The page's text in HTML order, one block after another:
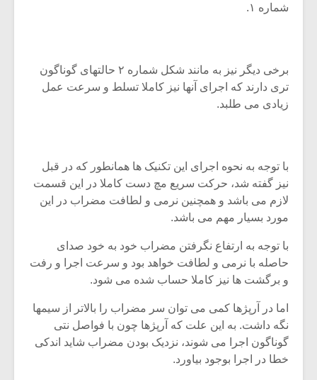
شماره ۱.
برخی دیگر نیز به مانند شکل شماره ۲ حالتهای گوناگون
تری دارند که اجرای آنها نیز کاملا تسلط و سرعت عمل
زیادی می طلبد.
با توجه به نحوه اجرای این تکنیک ها همانطور که در قبل
نیز گفته شد، حرکت سریع مچ دست کاملا در این قسمت
لازم می باشد و همچنین نرمی و لطافت مضراب در این
مورد بسیار مهم می باشد.
با توجه به ارتفاع نگرفتن مضراب خود به خود صدای
حاصله با نرمی و لطافت خواهد بود و سرعت اجرا و رفت
و برگشت ها نیز کاملا حساب شده می شود.
اما در آرپژها کمی می توان سر مضراب را بالاتر از سیمها
نگه داشت. به این علت که آرپژها چون با فواصل نتی
گوناگون اجرا می شوند، نزدیک بودن مضراب شاید اندکی
خطا در اجرا بوجود بیاورد.
میکلوش روژا